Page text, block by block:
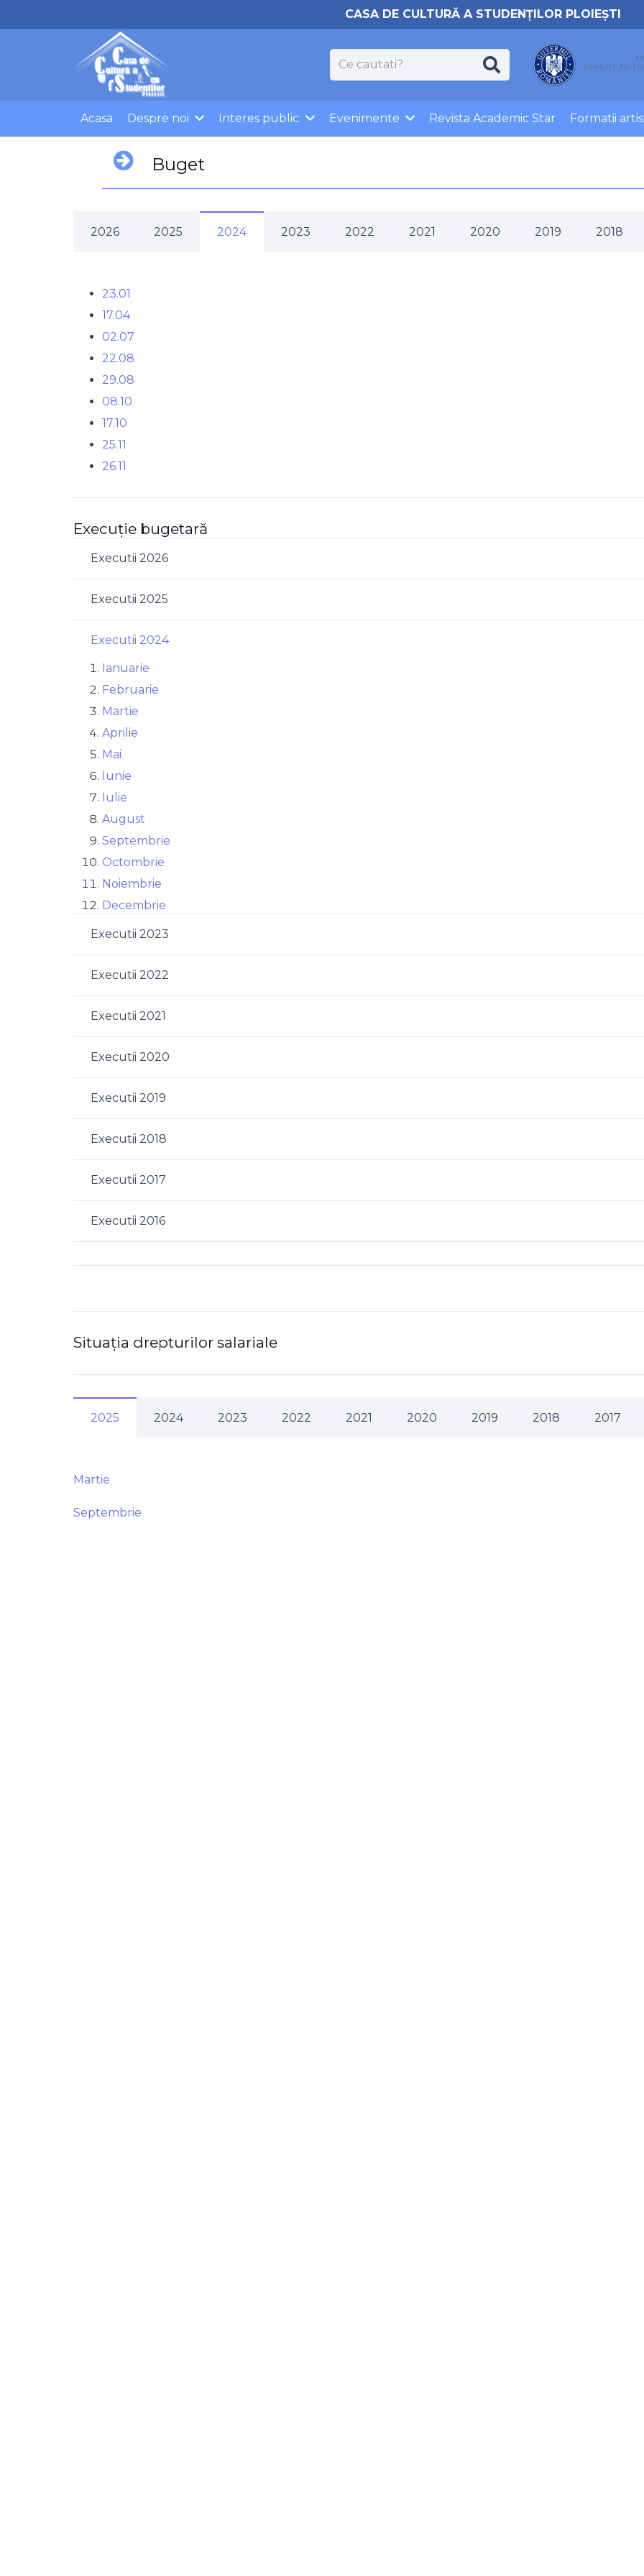
CASA DE CULTURĂ A STUDENȚILOR PLOIEȘTI
Acasa Despre noi Interes public Evenimente Revista Academic Star Formatii
Buget
2026 2025 2024 2023 2022 2021 2020 2019 2018
23.01
17.04
02.07
22.08
29.08
08.10
17.10
25.11
26.11
Execuție bugetară
Executii 2026
Executii 2025
Executii 2024
Ianuarie
Februarie
Martie
Aprilie
Mai
Iunie
Iulie
August
Septembrie
Octombrie
Noiembrie
Decembrie
Executii 2023
Executii 2022
Executii 2021
Executii 2020
Executii 2019
Executii 2018
Executii 2017
Executii 2016
Situația drepturilor salariale
2025 2024 2023 2022 2021 2020 2019 2018 2017
Martie
Septembrie